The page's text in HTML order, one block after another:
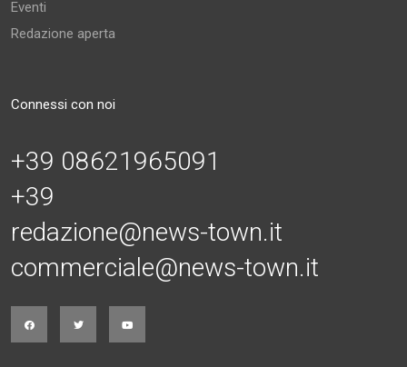
Eventi
Redazione aperta
Connessi con noi
+39 08621965091
+39
redazione@news-town.it
commerciale@news-town.it